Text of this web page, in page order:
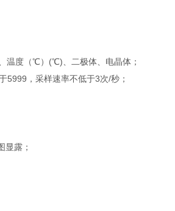
温度（℃）(℃)、二极体、电晶体；
5999，采样速率不低于3次/秒；
露；